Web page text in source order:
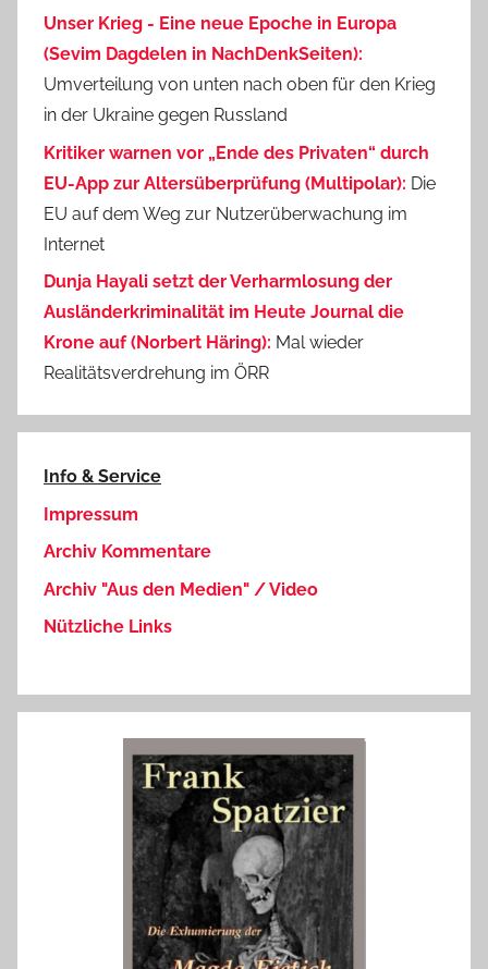
Unser Krieg - Eine neue Epoche in Europa
(Sevim Dagdelen in NachDenkSeiten):
Umverteilung von unten nach oben für den Krieg
in der Ukraine gegen Russland
Kritiker warnen vor „Ende des Privaten“ durch
EU-App zur Altersüberprüfung (Multipolar): Die
EU auf dem Weg zur Nutzerüberwachung im
Internet
Dunja Hayali setzt der Verharmlosung der
Ausländerkriminalität im Heute Journal die
Krone auf (Norbert Häring): Mal wieder
Realitätsverdrehung im ÖRR
Info & Service
Impressum
Archiv Kommentare
Archiv "Aus den Medien" / Video
Nützliche Links